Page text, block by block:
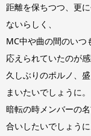
距離を保ちつつ、更
ないらしく、
MC中や曲の間のいつ
応えられていたのが感
久しぶりのポルノ、
まいたいでしょうに。
暗転の時メンバーの
合いしたいでしょうに